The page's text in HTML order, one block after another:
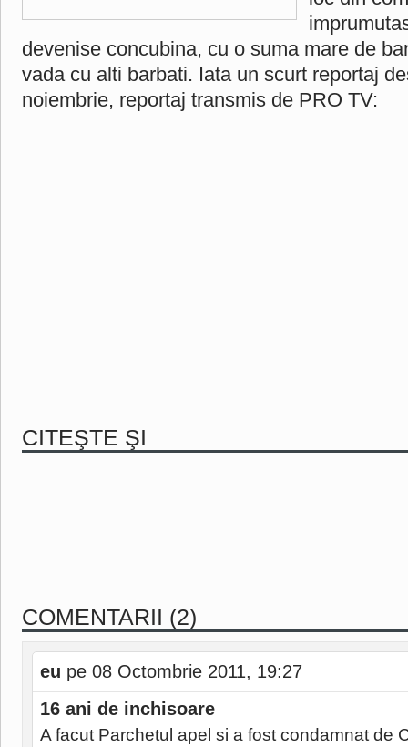
devenise concubina, cu o suma mare de
vada cu alti barbati. Iata un scurt reportaj
noiembrie, reportaj transmis de PRO TV:
CITEŞTE ŞI
COMENTARII (2)
eu pe 08 Octombrie 2011, 19:27
16 ani de inchisoare
A facut Parchetul apel si a fost condamnat de